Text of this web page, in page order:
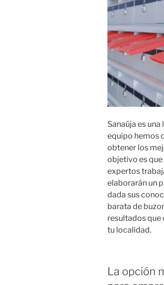
Sanaüja es
equipo hemos
obtener los
objetivo es
expertos
elaborarán un
dada sus
barata de
resultados que
tu localidad.
La opción